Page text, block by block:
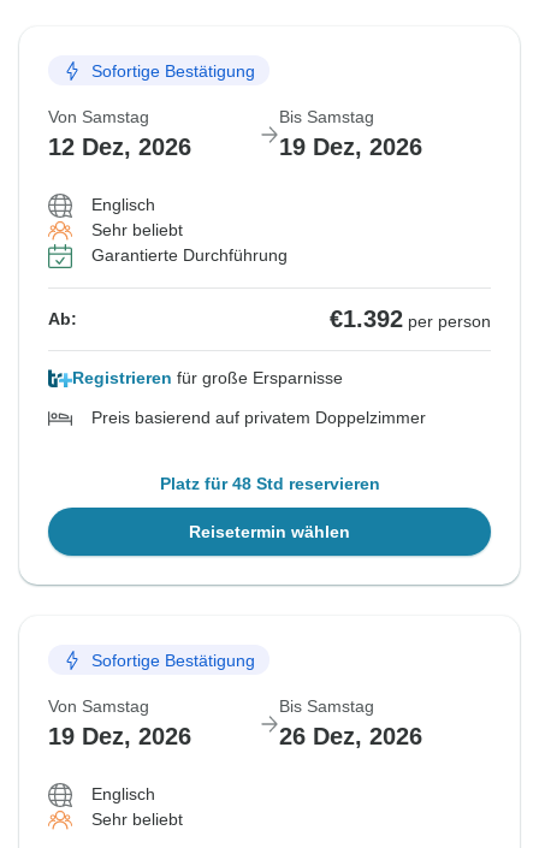
Sofortige Bestätigung
Von Samstag
12 Dez, 2026
Bis Samstag
19 Dez, 2026
Englisch
Sehr beliebt
Garantierte Durchführung
Ab: €1.392 per person
Registrieren für große Ersparnisse
Preis basierend auf privatem Doppelzimmer
Platz für 48 Std reservieren
Reisetermin wählen
Sofortige Bestätigung
Von Samstag
19 Dez, 2026
Bis Samstag
26 Dez, 2026
Englisch
Sehr beliebt